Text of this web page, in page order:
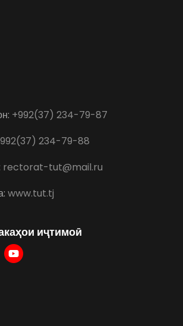
+992(37) 234-79-87
234-79-88
rectorat-tut@mail.ru
www.tut.tj
иҷтимоӣ